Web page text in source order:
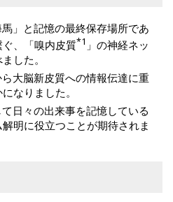
」と記憶の最終保存場所であ
、「嗅内皮質*1 」の神経ネッ
した。
大脳新皮質への情報伝達に重
なりました。
日々の出来事を記憶している
明に役立つことが期待されま